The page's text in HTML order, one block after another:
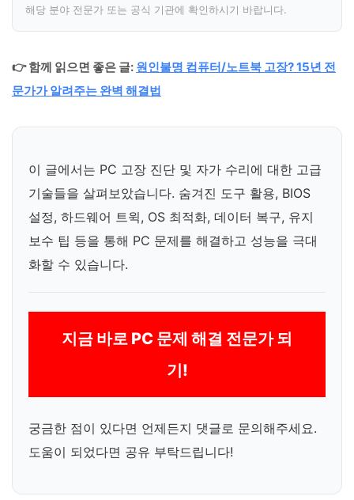
해당 분야 전문가 또는 공식 기관에 확인하시기 바랍니다.
👉 함께 읽으면 좋은 글: 원인불명 컴퓨터/노트북 고장? 15년 전
문가가 알려주는 완벽 해결법
이 글에서는 PC 고장 진단 및 자가 수리에 대한 고급
기술들을 살펴보았습니다. 숨겨진 도구 활용, BIOS
설정, 하드웨어 트윅, OS 최적화, 데이터 복구, 유지
보수 팁 등을 통해 PC 문제를 해결하고 성능을 극대
화할 수 있습니다.
지금 바로 PC 문제 해결 전문가 되
기!
궁금한 점이 있다면 언제든지 댓글로 문의해주세요.
도움이 되었다면 공유 부탁드립니다!